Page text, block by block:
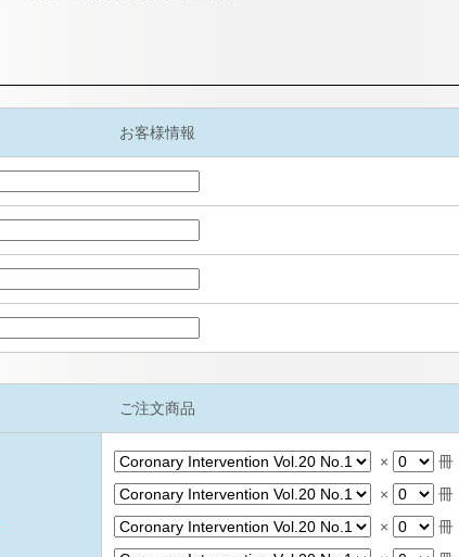
お客様情報
ご注文商品
×
冊
×
冊
×
冊